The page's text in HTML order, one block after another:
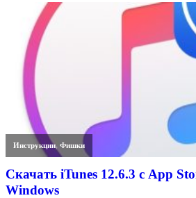
Инструкции,Фишки
Скачать iTunes 12.6.3 с App
Windows